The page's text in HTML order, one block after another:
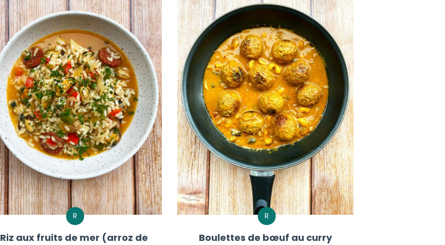
R
Riz aux fruits de mer (arroz de
R
Boulettes de bœuf au curry